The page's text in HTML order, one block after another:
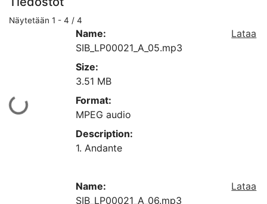
Näytetään 1 - 4 / 4
Ladataan...
Name:
SIB_LP00021_A_05.mp3
Size:
3.51 MB
Format:
MPEG audio
Description:
1. Andante
Lataa
Name:
SIB_LP00021_A_06.mp3
Lataa